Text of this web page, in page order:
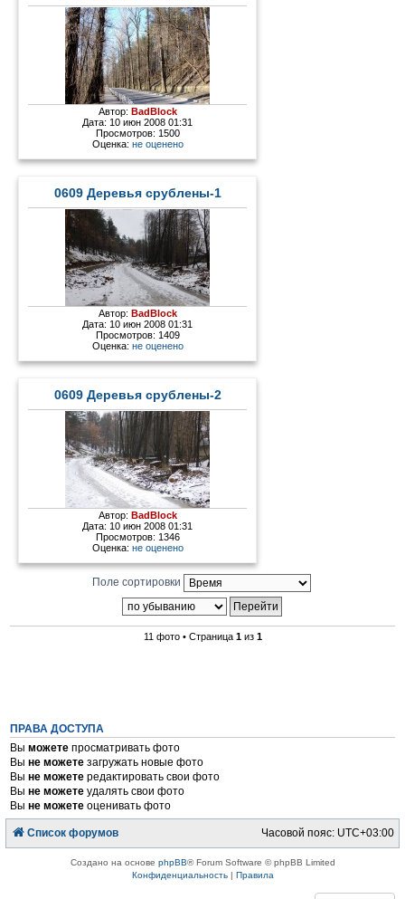
Автор: BadBlock
Дата: 10 июн 2008 01:31
Просмотров: 1500
Оценка: не оценено
0609 Деревья срублены-1
Автор: BadBlock
Дата: 10 июн 2008 01:31
Просмотров: 1409
Оценка: не оценено
0609 Деревья срублены-2
Автор: BadBlock
Дата: 10 июн 2008 01:31
Просмотров: 1346
Оценка: не оценено
Поле сортировки
11 фото • Страница 1из 1
ПРАВА ДОСТУПА
Выможете просматривать фото
Выне можете загружать новые фото
Выне можете редактировать свои фото
Выне можете удалять свои фото
Выне можете оценивать фото
Список форумов Часовой пояс: UTC+03:00
Создано на основе phpBB® Forum Software © phpBB Limited
Конфиденциальность| Правила